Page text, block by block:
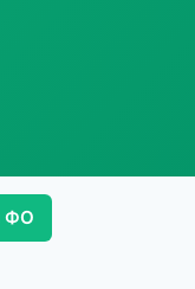
ФО